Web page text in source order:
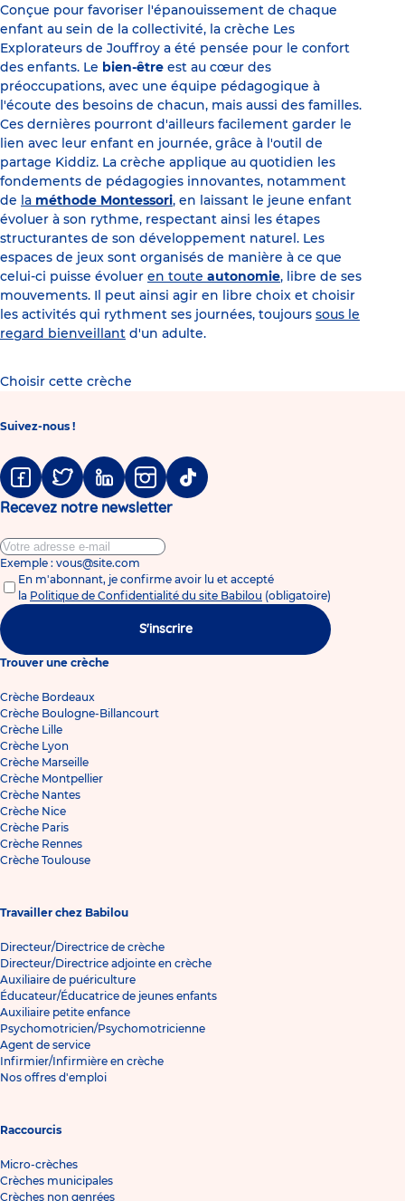
Conçue pour favoriser l'épanouissement de chaque
enfant au sein de la collectivité, la crèche Les
Explorateurs de Jouffroy a été pensée pour le confort
des enfants. Le bien-être est au cœur des
préoccupations, avec une équipe pédagogique à
l'écoute des besoins de chacun, mais aussi des familles.
Ces dernières pourront d'ailleurs facilement garder le
lien avec leur enfant en journée, grâce à l'outil de
partage Kiddiz. La crèche applique au quotidien les
fondements de pédagogies innovantes, notamment
de la méthode Montessori, en laissant le jeune enfant
évoluer à son rythme, respectant ainsi les étapes
structurantes de son développement naturel. Les
espaces de jeux sont organisés de manière à ce que
celui-ci puisse évoluer en toute autonomie, libre de ses
mouvements. Il peut ainsi agir en libre choix et choisir
les activités qui rythment ses journées, toujours sous le
regard bienveillant d'un adulte.
Choisir cette crèche
Suivez-nous !
FacebookTwitter LinkedinInstagramTiktok
Recevez notre newsletter
Exemple : vous@site.com
En m'abonnant, je confirme avoir lu et accepté
la Politique de Confidentialité du site Babilou (obligatoire)
S'inscrire
Trouver une crèche
Crèche Bordeaux
Crèche Boulogne-Billancourt
Crèche Lille
Crèche Lyon
Crèche Marseille
Crèche Montpellier
Crèche Nantes
Crèche Nice
Crèche Paris
Crèche Rennes
Crèche Toulouse
Travailler chez Babilou
Directeur/Directrice de crèche
Directeur/Directrice adjointe en crèche
Auxiliaire de puériculture
Éducateur/Éducatrice de jeunes enfants
Auxiliaire petite enfance
Psychomotricien/Psychomotricienne
Agent de service
Infirmier/Infirmière en crèche
Nos offres d'emploi
Raccourcis
Micro-crèches
Crèches municipales
Crèches non genrées